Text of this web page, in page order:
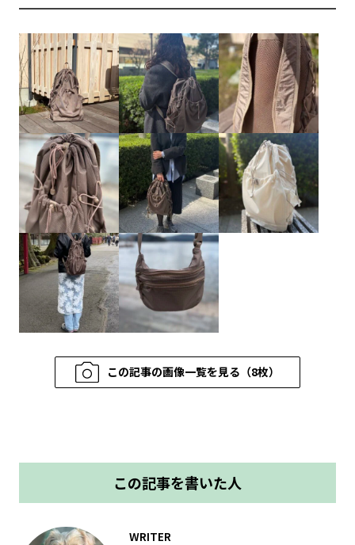
この記事の画像一覧を見る（8枚）
この記事を書いた人
WRITER